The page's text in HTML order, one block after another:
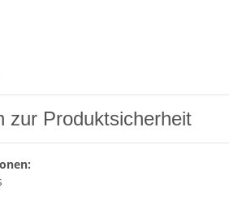
zur Produktsicherheit